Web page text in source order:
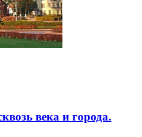
века и города.